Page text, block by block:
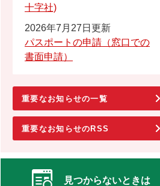
十字社)
2026年7月27日更新
パスポートの申請（窓口での
書面申請）
重要なお知らせの一覧
重要なお知らせのRSS
見つからないときは